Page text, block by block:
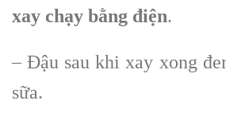
xay chạy bằng điện.
– Đậu sau khi xay xong
sữa.